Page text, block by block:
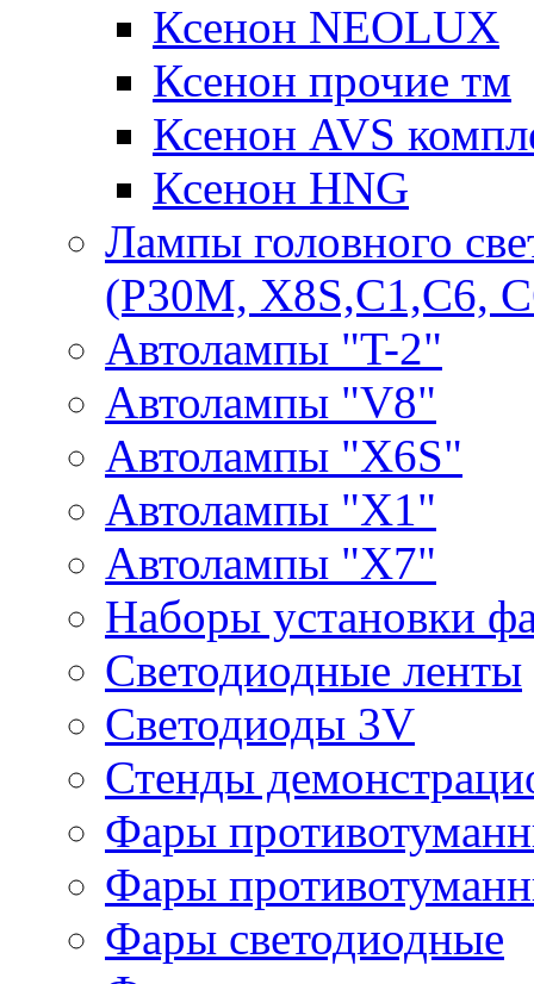
Ксенон NEOLUX
Ксенон прочие тм
Ксенон AVS
Ксенон HNG
Лампы головного
(P30M, X8S,С1,С6,
Автолампы "T-2"
Автолампы "V8"
Автолампы "X6S"
Автолампы "Х1"
Автолампы "Х7"
Наборы установки
Светодиодные ленты
Светодиоды 3V
Стенды
Фары
Фары
Фары светодиодные